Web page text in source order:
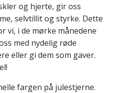
og hjerte, gir oss
selvtillit og styrke. Dette
vi, i de mørke månedene
med nydelig røde
eller gi dem som gaver.
fargen på julestjerne.